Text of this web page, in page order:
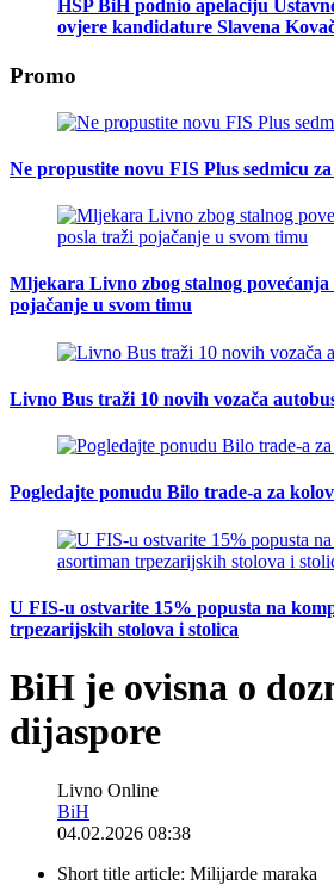
HSP BiH podnio apelaciju
ovjere kandidature Slavena
Promo
Ne propustite novu FIS Plus sedmicu
Mljekara Livno zbog stalnog
pojačanje u svom timu
Livno Bus traži 10 novih vozača
Pogledajte ponudu Bilo trade-a za
U FIS-u ostvarite 15% popusta na
trpezarijskih stolova i stolica
BiH je ovisna o
dijaspore
Livno Online
BiH
04.02.2026 08:38
Short title article: Milijarde maraka